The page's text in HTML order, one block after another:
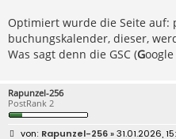
Optimiert wurde die Seite auf:
buchungskalender, dieser,
Was sagt denn die GSC (Google
Rapunzel-256
PostRank 2
B
Rapunzel-256» 31.01.2026,